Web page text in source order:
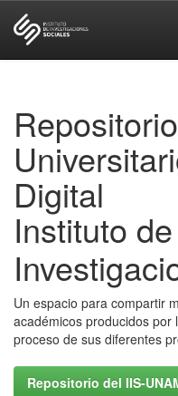
Repositorio
Digital
Instituto de
Un espacio para compartir
académicos producidos por
proceso de sus diferentes
Repositorio del IIS-